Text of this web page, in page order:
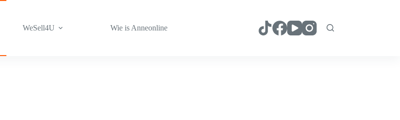
WeSell4U Wie is Anneonline